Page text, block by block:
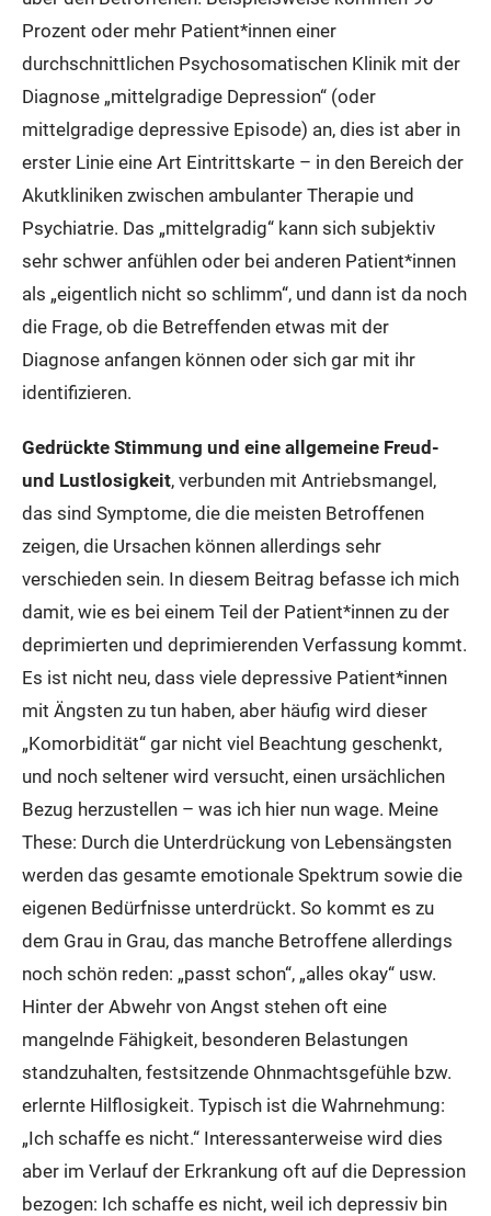
Prozent oder mehr Patient*innen einer
durchschnittlichen Psychosomatischen Klinik mit der
Diagnose „mittelgradige Depression“ (oder
mittelgradige depressive Episode) an, dies ist aber in
erster Linie eine Art Eintrittskarte – in den Bereich der
Akutkliniken zwischen ambulanter Therapie und
Psychiatrie. Das „mittelgradig“ kann sich subjektiv
sehr schwer anfühlen oder bei anderen Patient*innen
als „eigentlich nicht so schlimm“, und dann ist da noch
die Frage, ob die Betreffenden etwas mit der
Diagnose anfangen können oder sich gar mit ihr
identifizieren.
Gedrückte Stimmung und eine allgemeine Freud-
und Lustlosigkeit, verbunden mit Antriebsmangel,
das sind Symptome, die die meisten Betroffenen
zeigen, die Ursachen können allerdings sehr
verschieden sein. In diesem Beitrag befasse ich mich
damit, wie es bei einem Teil der Patient*innen zu der
deprimierten und deprimierenden Verfassung kommt.
Es ist nicht neu, dass viele depressive Patient*innen
mit Ängsten zu tun haben, aber häufig wird dieser
„Komorbidität“ gar nicht viel Beachtung geschenkt,
und noch seltener wird versucht, einen ursächlichen
Bezug herzustellen – was ich hier nun wage. Meine
These: Durch die Unterdrückung von Lebensängsten
werden das gesamte emotionale Spektrum sowie die
eigenen Bedürfnisse unterdrückt. So kommt es zu
dem Grau in Grau, das manche Betroffene allerdings
noch schön reden: „passt schon“, „alles okay“ usw.
Hinter der Abwehr von Angst stehen oft eine
mangelnde Fähigkeit, besonderen Belastungen
standzuhalten, festsitzende Ohnmachtsgefühle bzw.
erlernte Hilflosigkeit. Typisch ist die Wahrnehmung:
„Ich schaffe es nicht.“ Interessanterweise wird dies
aber im Verlauf der Erkrankung oft auf die Depression
bezogen: Ich schaffe es nicht, weil ich depressiv bin